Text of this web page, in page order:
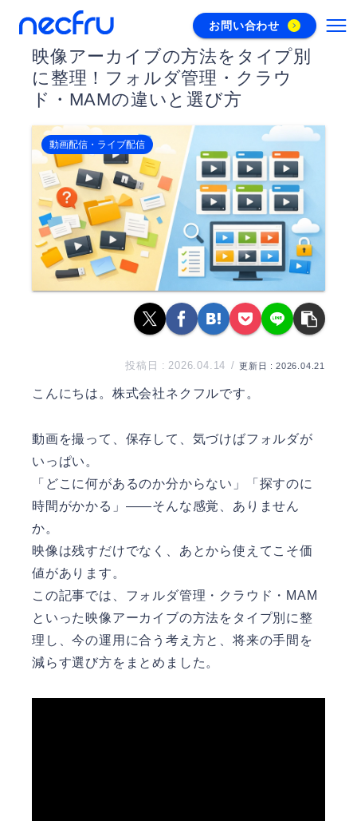
お問い合わせ
映像アーカイブの方法をタイプ別
に整理！フォルダ管理・クラウ
ド・MAMの違いと選び方
動画配信・ライブ配信
2026.04.14 2026.04.21
こんにちは。 株式会社ネクフルです。
動画を撮って、保存して、気づけばフォルダが
いっぱい。
「どこに何があるのか分からない」「探すのに
時間がかかる」——そんな感覚、ありません
か。
映像は残すだけでなく、あとから使えてこそ価
値があります。
この記事では、フォルダ管理・クラウド・MAM
といった映像アーカイブの方法をタイプ別に整
理し、今の運用に合う考え方と、将来の手間を
減らす選び方をまとめました。